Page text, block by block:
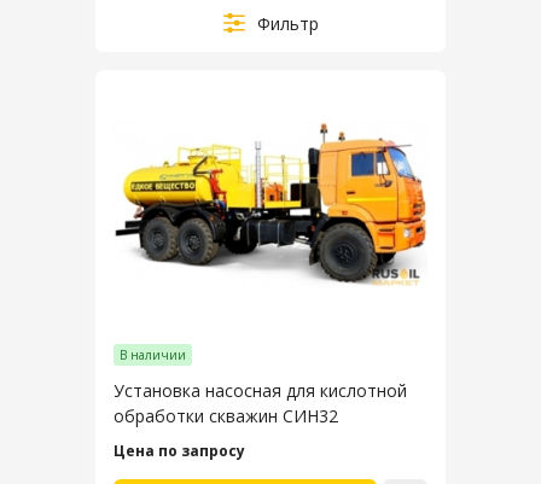
Фильтр
В наличии
Установка насосная для кислотной
обработки скважин СИН32
Цена по запросу